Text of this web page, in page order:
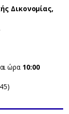
Δικονομίας,
ώρα 10:00